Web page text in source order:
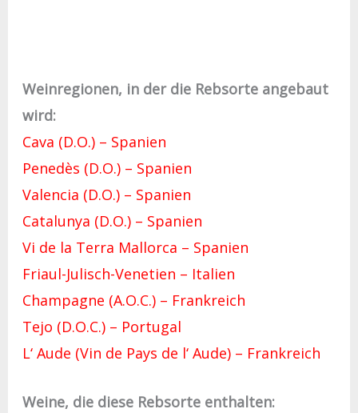
Weinregionen, in der die Rebsorte angebaut
wird:
Cava (D.O.) – Spanien
Penedès (D.O.) – Spanien
Valencia (D.O.) – Spanien
Catalunya (D.O.) – Spanien
Vi de la Terra Mallorca – Spanien
Friaul-Julisch-Venetien – Italien
Champagne (A.O.C.) – Frankreich
Tejo (D.O.C.) – Portugal
L‘ Aude (Vin de Pays de l‘ Aude) – Frankreich
Weine, die diese Rebsorte enthalten: